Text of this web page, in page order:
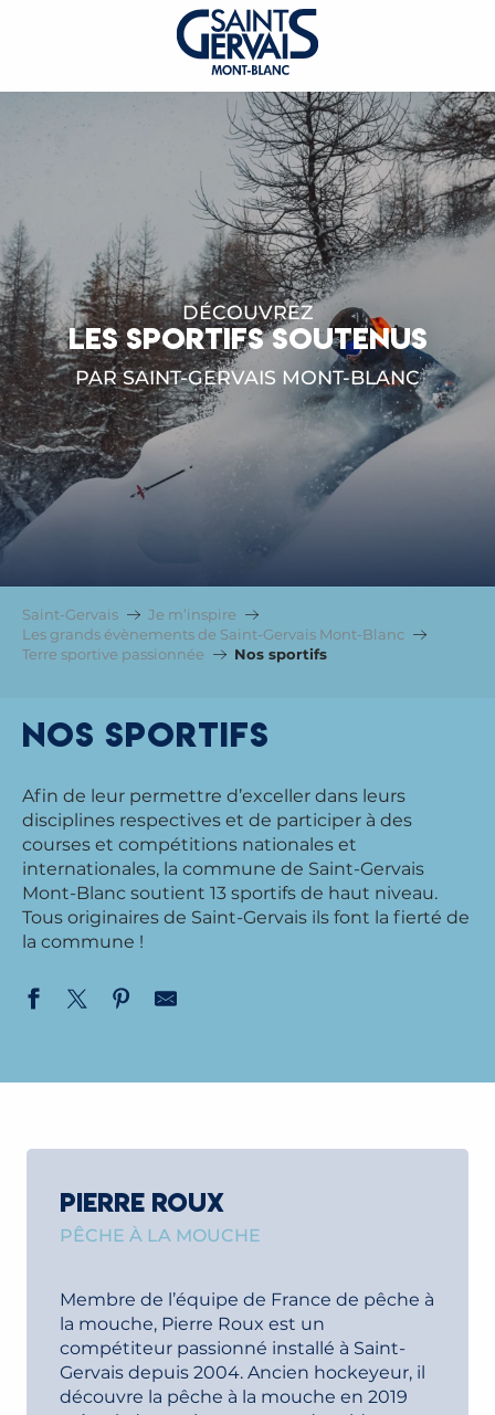
DÉCOUVREZ
LES SPORTIFS SOUTENUS
PAR SAINT-GERVAIS MONT-BLANC
Saint-Gervais
Je m’inspire
Les grands évènements de Saint-Gervais Mont-Blanc
Terre sportive passionnée
Nos sportifs
Nos sportifs
Afin de leur permettre d’exceller dans leurs
disciplines respectives et de participer à des
courses et compétitions nationales et
internationales, la commune de Saint-Gervais
Mont-Blanc soutient 13 sportifs de haut niveau.
Tous originaires de Saint-Gervais ils font la fierté de
la commune !
PIERRE ROUX
PÊCHE À LA MOUCHE
Membre de l’équipe de France de pêche à
la mouche, Pierre Roux est un
compétiteur passionné installé à Saint-
Gervais depuis 2004. Ancien hockeyeur, il
découvre la pêche à la mouche en 2019